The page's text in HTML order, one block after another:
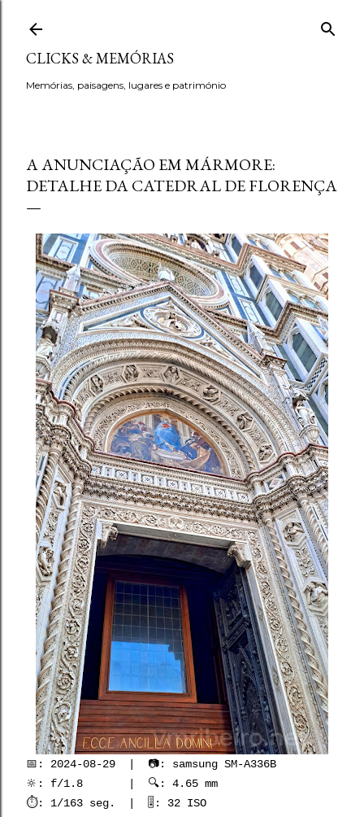
CLICKS & MEMÓRIAS
Memórias, paisagens, lugares e património
A ANUNCIAÇÃO EM MÁRMORE:
DETALHE DA CATEDRAL DE FLORENÇA
📅: 2024-08-29 | 📷: samsung SM-A336B
🔆: f/1.8 | 🔍: 4.65 mm
⏱️: 1/163 seg. | 🎚️: 32 ISO